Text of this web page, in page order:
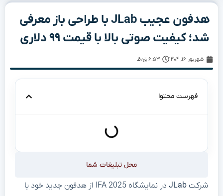
هدفون عجیب JLab با طراحی باز معرفی
شد؛ کیفیت صوتی بالا با قیمت ۹۹ دلاری
شهریور ۱۶, ۱۴۰۴ ۶:۵۳ ق٫ظ
فهرست محتوا
محل تبلیغات شما
شرکت JLab
در نمایشگاه IFA 2025 از هدفون جدید خود با